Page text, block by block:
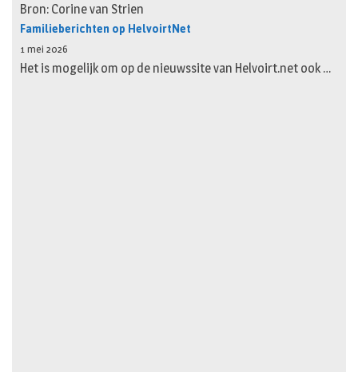
Bron: Corine van Strien
Familieberichten op HelvoirtNet
1 mei 2026
Het is mogelijk om op de nieuwssite van Helvoirt.net ook …